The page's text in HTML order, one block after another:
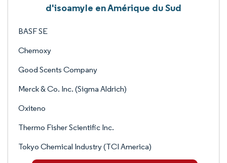
d'isoamyle en Amérique du Sud
BASF SE
Chemoxy
Good Scents Company
Merck & Co. Inc. (Sigma Aldrich)
Oxiteno
Thermo Fisher Scientific Inc.
Tokyo Chemical Industry (TCI America)